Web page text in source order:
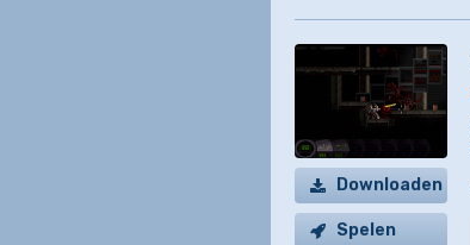
Downloaden
Spelen